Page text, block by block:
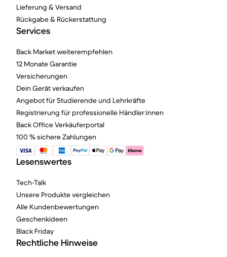
Lieferung & Versand
Rückgabe & Rückerstattung
Services
Back Market weiterempfehlen
12 Monate Garantie
Versicherungen
Dein Gerät verkaufen
Angebot für Studierende und Lehrkräfte
Registrierung für professionelle Händler:innen
Back Office Verkäuferportal
100 % sichere Zahlungen
Lesenswertes
Tech-Talk
Unsere Produkte vergleichen
Alle Kundenbewertungen
Geschenkideen
Black Friday
Rechtliche Hinweise